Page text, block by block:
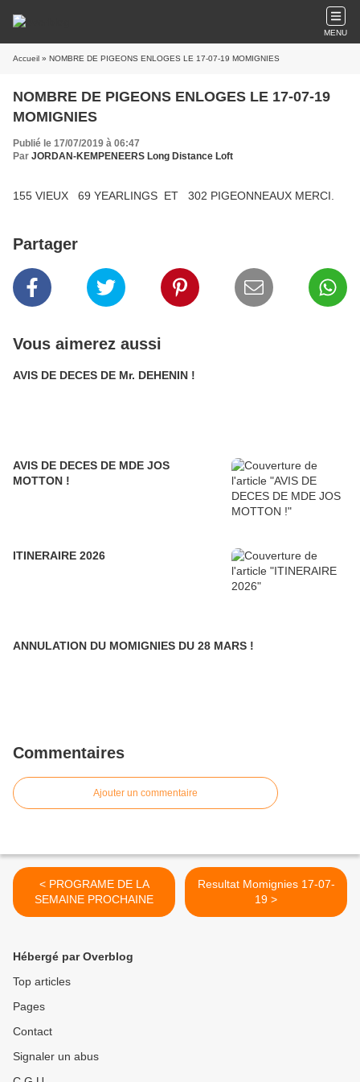
MENU
Accueil » NOMBRE DE PIGEONS ENLOGES LE 17-07-19 MOMIGNIES
NOMBRE DE PIGEONS ENLOGES LE 17-07-19
MOMIGNIES
Publié le 17/07/2019 à 06:47
Par JORDAN-KEMPENEERS Long Distance Loft
155 VIEUX 69 YEARLINGS ET 302 PIGEONNEAUX MERCI.
Partager
Vous aimerez aussi
AVIS DE DECES DE Mr. DEHENIN !
AVIS DE DECES DE MDE JOS
MOTTON !
ITINERAIRE 2026
ANNULATION DU MOMIGNIES DU 28 MARS !
Commentaires
Ajouter un commentaire
< PROGRAME DE LA
SEMAINE PROCHAINE
Resultat Momignies 17-07-
19 >
Hébergé par Overblog
Top articles
Pages
Contact
Signaler un abus